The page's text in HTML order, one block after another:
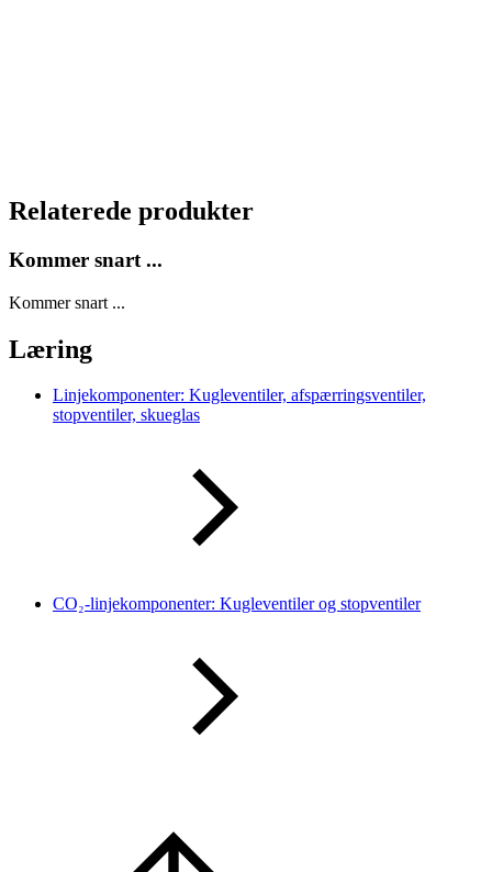
Relaterede produkter
Kommer snart ...
Kommer snart ...
Læring
Linjekomponenter: Kugleventiler, afspærringsventiler,
stopventiler, skueglas
CO₂-linjekomponenter: Kugleventiler og stopventiler